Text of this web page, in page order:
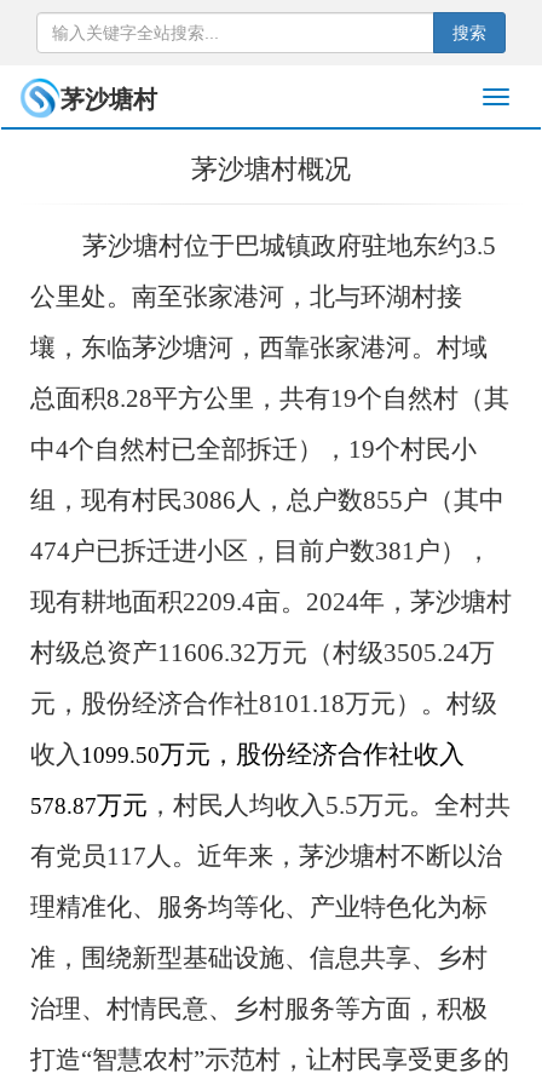
搜索
茅沙塘村
茅沙塘村概况
茅沙塘村位于巴城镇政府驻地东约3.5
公里处。南至张家港河，北与环湖村接
壤，东临茅沙塘河，西靠张家港河。村域
总面积8.28平方公里，共有19个自然村（其
中4个自然村已全部拆迁） ， 19个村民小
组，现有村民3086人 ，总户数855户（其中
474户已拆迁进小区，目前户数381户），
现有耕地面积2209.4亩。 2024年，茅沙塘村
村级总资产11606.32万元（村级3505.24万
元，股份经济合作社8101.18万元）。村级
收入1099.50万元，股份经济合作社收入
578.87万元 ，村民人均收入5.5万元。全村共
有党员117人 。近年来，茅沙塘村不断以治
理精准化、服务均等化、产业特色化为标
准，围绕新型基础设施、信息共享、乡村
治理、村情民意、乡村服务等方面， 积极
打造“智慧农村”示范村，让村民享受更多的